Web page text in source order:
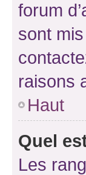
forum
sont
raisons
Haut
Quel
Les